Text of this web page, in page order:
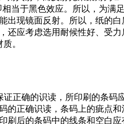
当于黑色效应。所以，为满
出现镜面反射。所以，纸的
还应考虑选用耐候性好、受
。
正确的识读，所印刷的条码
的正确识读，条码上的疵点
刷后的条码中的线条和空白